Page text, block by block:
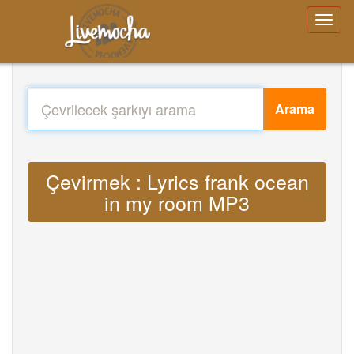
Arama
Çevirmek : Lyrics frank ocean
in my room MP3